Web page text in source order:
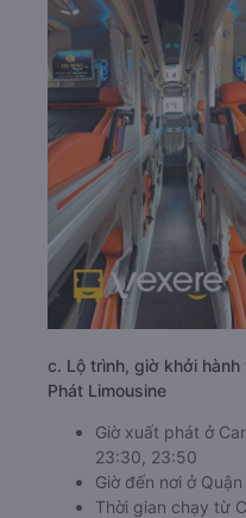
c. Lộ trình, giờ khởi
Phát Limousine
Giờ xuất phát ở
23:30, 23:50
Giờ đến nơi ở
Thời gian chạy từ